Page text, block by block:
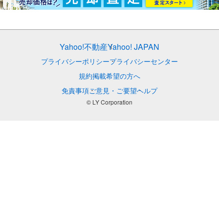
Yahoo!不動産Yahoo! JAPAN
プライバシーポリシープライバシーセンター
規約掲載希望の方へ
免責事項ご意見・ご要望ヘルプ
© LY Corporation